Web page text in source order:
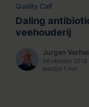
Quality Calf
Daling
veehouderij
Jurgen
06 oktober 2018
leestijd 1 min